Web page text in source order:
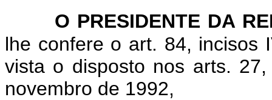
O PRESIDENTE DA
lhe confere o art. 84, incisos
vista o disposto nos arts.
novembro de 1992,